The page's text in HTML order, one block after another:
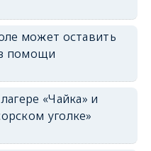
может оставить
помощи
«Чайка» и
уголке»